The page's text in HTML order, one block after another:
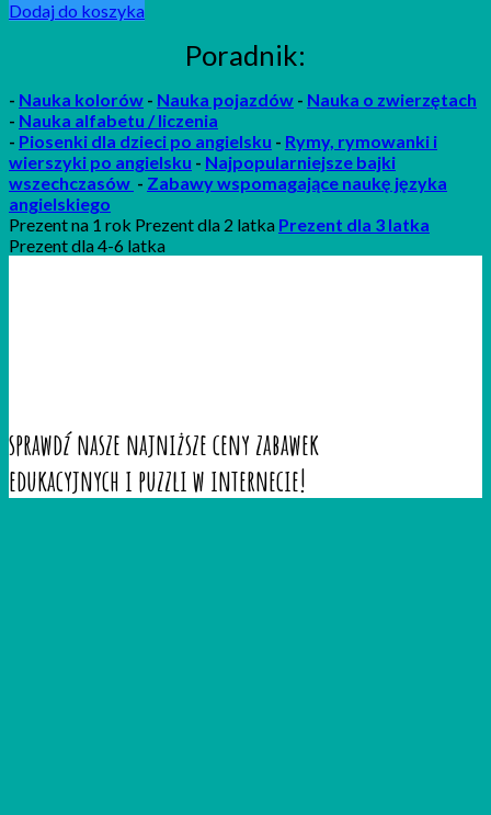
Dodaj do koszyka
Poradnik:
- Nauka kolorów - Nauka pojazdów - Nauka o zwierzętach
- Nauka alfabetu / liczenia
- Piosenki dla dzieci po angielsku - Rymy, rymowanki i
wierszyki po angielsku - Najpopularniejsze bajki
wszechczasów - Zabawy wspomagające naukę języka
angielskiego
Prezent na 1 rok Prezent dla 2 latka Prezent dla 3 latka
Prezent dla 4-6 latka
sprawdź nasze najniższe ceny zabawek
edukacyjnych i puzzli w internecie!